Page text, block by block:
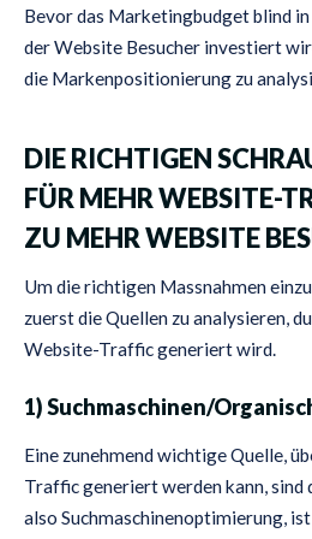
Bevor das Marketingbudget blind
der Website Besucher investiert
die Markenpositionierung zu
DIE RICHTIGEN
FÜR MEHR WEBSITE-
ZU MEHR WEBSITE
Um die richtigen Massnahmen
zuerst die Quellen zu analysieren,
Website-Traffic generiert wird.
1) Suchmaschinen/
Eine zunehmend wichtige Quelle,
Traffic generiert werden kann, sind
also Suchmaschinenoptimierung,